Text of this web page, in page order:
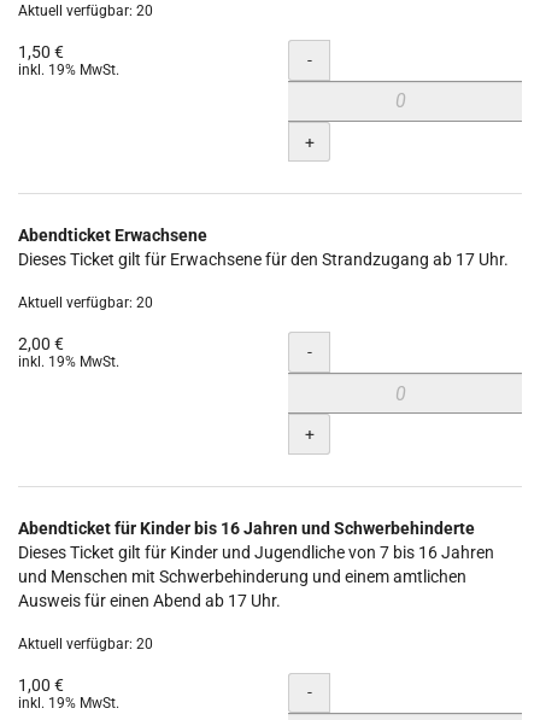
Aktuell verfügbar: 20
1,50 €
inkl. 19% MwSt. Menge
-
+
Abendticket Erwachsene
Dieses Ticket gilt für Erwachsene für den Strandzugang ab 17 Uhr.
Aktuell verfügbar: 20
2,00 €
inkl. 19% MwSt. Menge
-
+
Abendticket für Kinder bis 16 Jahren und Schwerbehinderte
Dieses Ticket gilt für Kinder und Jugendliche von 7 bis 16 Jahren
und Menschen mit Schwerbehinderung und einem amtlichen
Ausweis für einen Abend ab 17 Uhr.
Aktuell verfügbar: 20
1,00 €
inkl. 19% MwSt. Menge
-